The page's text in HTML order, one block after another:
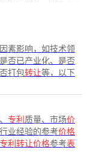
素影响，如技术领
否已产业化、是否
打包转让等，以下
专利 质量、市场价
业经验的参考价格
专利转让价格参考表